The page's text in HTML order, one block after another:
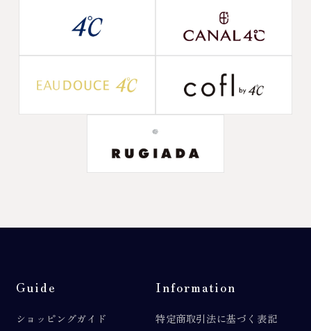
Guide
ショッピングガイド
Information
特定商取引法に基づく表記